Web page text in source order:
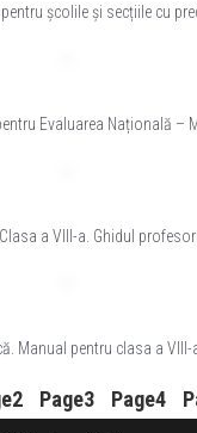
școlile și secțiile cu
Evaluarea Națională –
a VIII-a. Ghidul
Manual pentru clasa a VIII-
2 Page3 Page4